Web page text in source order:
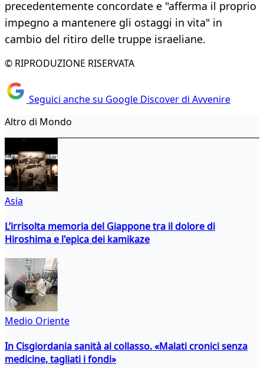
precedentemente concordate e "afferma il proprio
impegno a mantenere gli ostaggi in vita" in
cambio del ritiro delle truppe israeliane.
© RIPRODUZIONE RISERVATA
Seguici anche su Google Discover di Avvenire
Altro di Mondo
Asia
L’irrisolta memoria del Giappone tra il dolore di
Hiroshima e l'epica dei kamikaze
Medio Oriente
In Cisgiordania sanità al collasso. «Malati cronici senza
medicine, tagliati i fondi»